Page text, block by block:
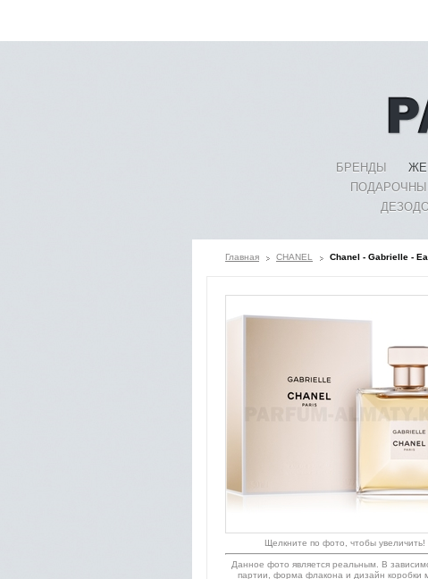
БРЕНДЫ
Главная CHANEL Chanel - Gabrielle -
Щелкните по фото, чтобы увеличить!
Данное фото является реальным. В
партии, форма флакона и дизайн коробки